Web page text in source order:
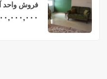
فروش واحد
فریدونکنار